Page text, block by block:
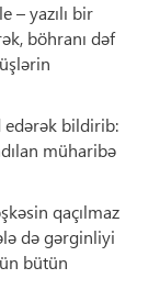
– yazılı bir
böhranı dəf
edərək bildirib:
müharibə
qaçılmaz
də gərginliyi
bütün